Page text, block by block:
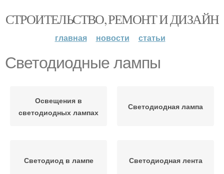
СТРОИТЕЛЬСТВО, РЕМОНТ И ДИЗАЙН
главная новости статьи
Светодиодные лампы
Освещения в
светодиодных лампах
Светодиодная лампа
Светодиод в лампе Светодиодная лента